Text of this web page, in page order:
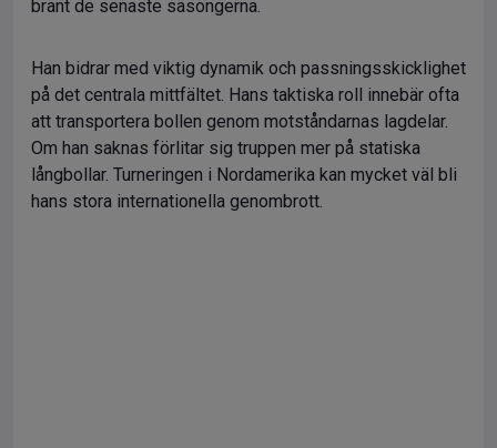
brant de senaste säsongerna.
Han bidrar med viktig dynamik och passningsskicklighet
på det centrala mittfältet. Hans taktiska roll innebär ofta
att transportera bollen genom motståndarnas lagdelar.
Om han saknas förlitar sig truppen mer på statiska
långbollar. Turneringen i Nordamerika kan mycket väl bli
hans stora internationella genombrott.